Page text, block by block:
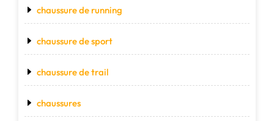
chaussure de running
chaussure de sport
chaussure de trail
chaussures